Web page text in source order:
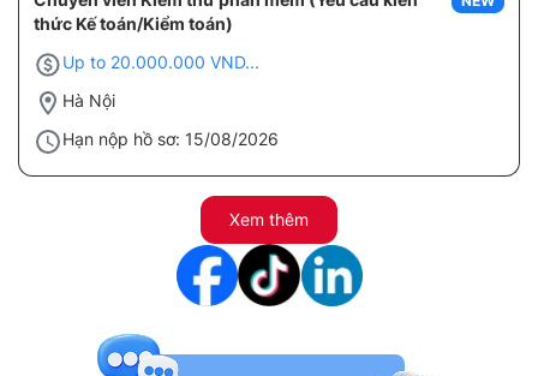
thức Kế toán/Kiểm toán)
Up to 20.000.000 VND...
Hà Nội
Hạn nộp hồ sơ: 15/08/2026
Xem thêm